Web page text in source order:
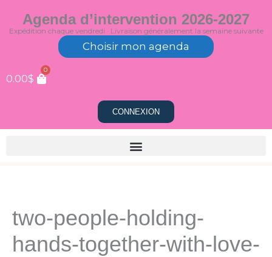
au
Agenda d’intervention 2026-2027
Expédition chaque vendredi · Livraison généralement la semaine suivante
Choisir mon agenda
0.00$
0
CONNEXION
two-people-holding-
hands-together-with-love-